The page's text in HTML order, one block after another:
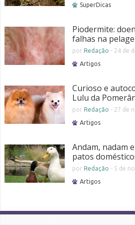
SuperDicas
Piodermite:
falhas na
por Redação - 24 de
Artigos
Curioso e
Lulu da
por Redação - 27 de
Artigos
Andam, nadam
patos
por Redação - 5 de
Artigos